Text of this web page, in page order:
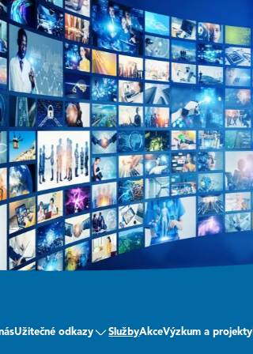
Užitečné odkazy SlužbyAkceVýzkum a projekty